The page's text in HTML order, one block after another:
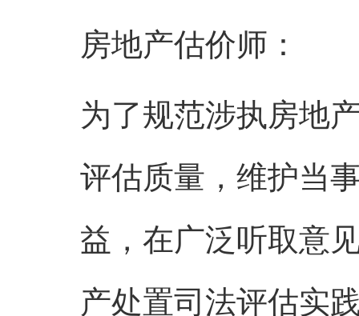
房地产估价师：
为了规范涉执房地
评估质量，维护当
益，在广泛听取意
产处置司法评估实